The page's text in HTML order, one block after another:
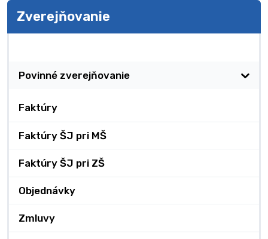
Zverejňovanie
Povinné zverejňovanie
Faktúry
Faktúry ŠJ pri MŠ
Faktúry ŠJ pri ZŠ
Objednávky
Zmluvy